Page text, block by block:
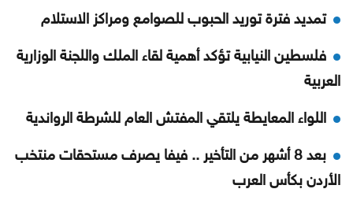
تمديد فترة توريد الحبوب للصوامع ومراكز الاستلام
فلسطين النيابية تؤكد أهمية لقاء الملك واللجنة الوزارية
العربية
اللواء المعايطة يلتقي المفتش العام للشرطة الرواندية
بعد 8 أشهر من التأخير .. فيفا يصرف مستحقات منتخب
الأردن بكأس العرب